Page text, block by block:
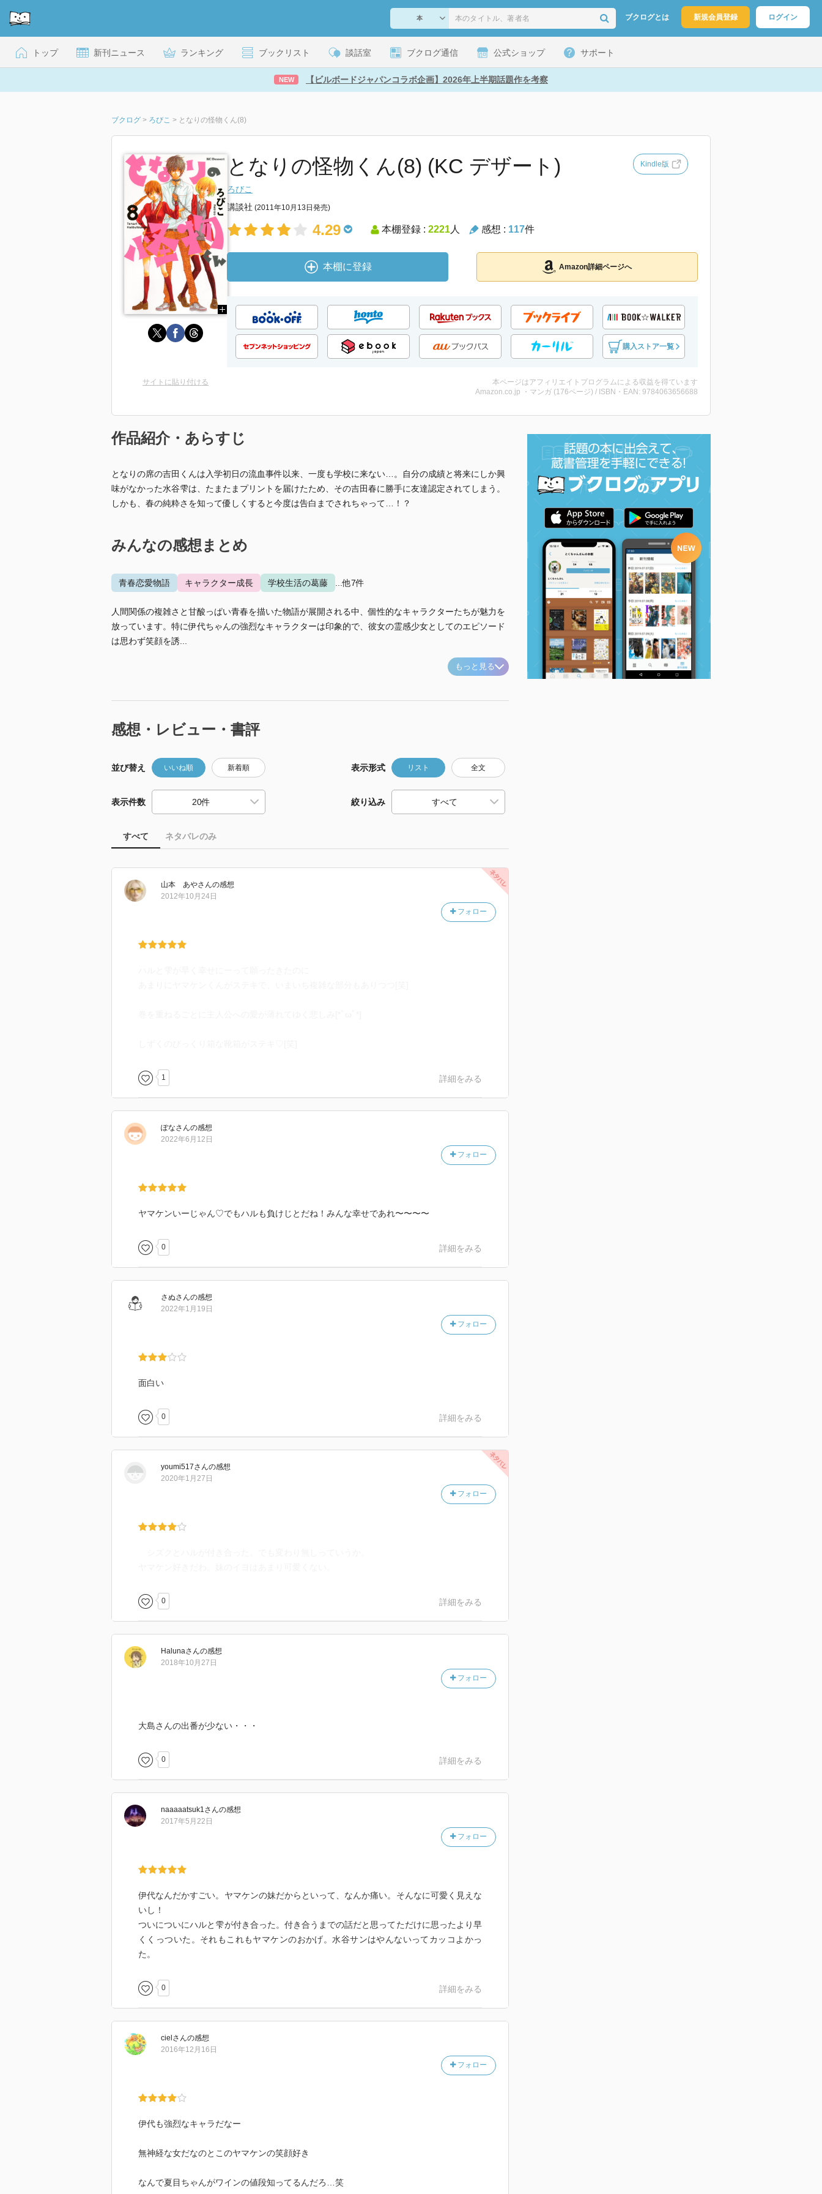
ブクログとは 新規会員登録 ログイン
トップ 新刊ニュース ランキング ブックリスト 談話室 ブクログ通信 公式ショップ サポート
NEW 【ビルボードジャパンコラボ企画】2026年上半期話題作を考察
ブクログ > ろびこ > となりの怪物くん(8)
となりの怪物くん(8) (KC デザート) Kindle版
ろびこ
講談社 (2011年10月13日発売)
4.29 本棚登録 : 2221人 感想 : 117件
本棚に登録 Amazon詳細ページへ
購入ストア一覧
サイトに貼り付ける
本ページはアフィリエイトプログラムによる収益を得ています
Amazon.co.jp ・マンガ (176ページ) / ISBN・EAN: 9784063656688
作品紹介・あらすじ
となりの席の吉田くんは入学初日の流血事件以来、一度も学校に来ない…。自分の成績と将来にしか興
味がなかった水谷雫は、たまたまプリントを届けたため、その吉田春に勝手に友達認定されてしまう。
しかも、春の純粋さを知って優しくすると今度は告白までされちゃって…！？
みんなの感想まとめ
青春恋愛物語 キャラクター成長 学校生活の葛藤 ...他7件
人間関係の複雑さと甘酸っぱい青春を描いた物語が展開される中、個性的なキャラクターたちが魅力を
放っています。特に伊代ちゃんの強烈なキャラクターは印象的で、彼女の霊感少女としてのエピソード
は思わず笑顔を誘...
もっと見る
感想・レビュー・書評
並び替え いいね順 新着順 表示形式 リスト 全文
表示件数 絞り込み
すべて ネタバレのみ
山本 あやさんの感想
フォロー
2012年10月24日
1 詳細をみる
ぽなさんの感想
フォロー
2022年6月12日
ヤマケンいーじゃん♡でもハルも負けじとだね！みんな幸せであれ〜〜〜〜
0 詳細をみる
さぬさんの感想
フォロー
2022年1月19日
面白い
0 詳細をみる
youmi517さんの感想
フォロー
2020年1月27日
0 詳細をみる
Halunaさんの感想
フォロー
2018年10月27日
大島さんの出番が少ない・・・
0 詳細をみる
naaaaatsuk1さんの感想
フォロー
2017年5月22日
伊代なんだかすごい。ヤマケンの妹だからといって、なんか痛い。そんなに可愛く見えな
いし！
ついについにハルと雫が付き合った。付き合うまでの話だと思ってただけに思ったより早
くくっついた。それもこれもヤマケンのおかげ。水谷サンはやんないってカッコよかっ
た。
0 詳細をみる
ciel さんの感想
フォロー
2016年12月16日
伊代も強烈なキャラだなー
無神経な女だなのとこのヤマケンの笑顔好き
なんで夏目ちゃんがワインの値段知ってるんだろ…笑